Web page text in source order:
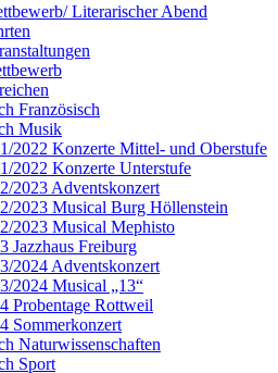
Literarischer Abend
Französisch
Musik
2022 Konzerte Mittel- und Oberstufe
2022 Konzerte Unterstufe
2023 Adventskonzert
2023 Musical Burg Höllenstein
2023 Musical Mephisto
Jazzhaus Freiburg
2024 Adventskonzert
2024 Musical „13“
Probentage Rottweil
Sommerkonzert
Naturwissenschaften
Sport